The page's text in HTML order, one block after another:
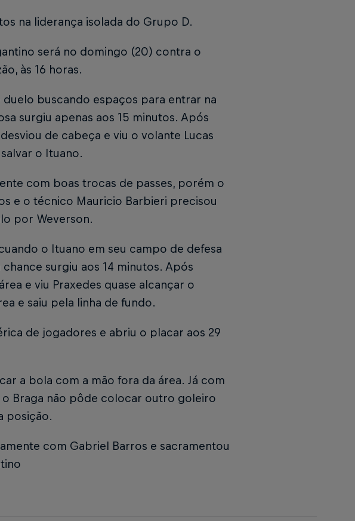
na liderança isolada do Grupo D.
será no domingo (20) contra o
às 16 horas.
buscando espaços para entrar na
surgiu apenas aos 15 minutos. Após
de cabeça e viu o volante Lucas
o Ituano.
com boas trocas de passes, porém o
e o técnico Mauricio Barbieri precisou
por Weverson.
o Ituano em seu campo de defesa
surgiu aos 14 minutos. Após
e viu Praxedes quase alcançar o
e saiu pela linha de fundo.
de jogadores e abriu o placar aos 29
a bola com a mão fora da área. Já com
o Braga não pôde colocar outro goleiro
posição.
com Gabriel Barros e sacramentou